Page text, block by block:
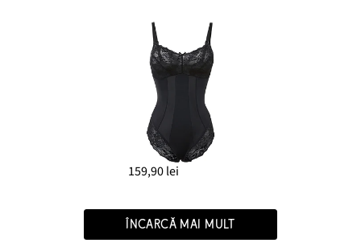
159,90 lei
ÎNCARCĂ MAI MULT